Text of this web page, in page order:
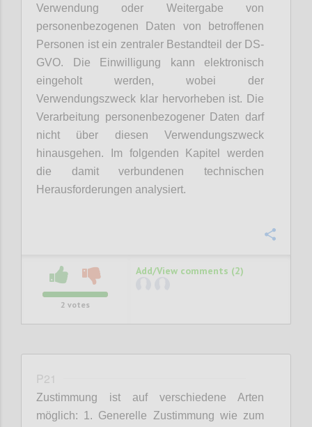
Verwendung oder Weitergabe von
personenbezogenen Daten von betroffenen
Personen ist ein zentraler Bestandteil der DS-
GVO. Die Einwilligung kann elektronisch
eingeholt werden, wobei der
Verwendungszweck klar hervorheben ist. Die
Verarbeitung personenbezogener Daten darf
nicht über diesen Verwendungszweck
hinausgehen. Im folgenden Kapitel werden
die damit verbundenen technischen
Herausforderungen analysiert.
2 votes
Add/View comments (2)
P21
Zustimmung ist auf verschiedene Arten
möglich: 1. Generelle Zustimmung wie zum